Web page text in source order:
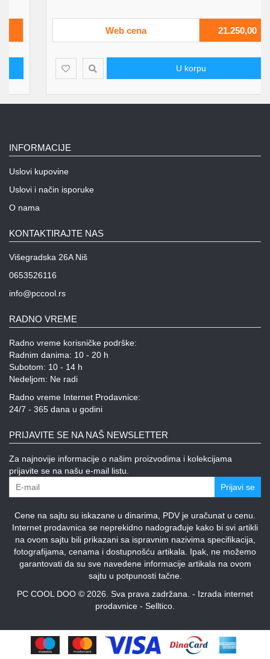
Web cena 21.250,00
U korpu
INFORMACIJE
Uslovi kupovine
Uslovi i način isporuke
O nama
KONTAKTIRAJTE NAS
Višegradska 26A Niš
0653526116
info@pccool.rs
RADNO VREME
Radno vreme korisničke podrške:
Radnim danima: 10 - 20 h
Subotom: 10 - 14 h
Nedeljom: Ne radi
Radno vreme Internet Prodavnice:
24/7 - 365 dana u godini
PRIJAVITE SE NA NAŠ NEWSLETTER
Za najnovije informacije o našim proizvodima i kolekcijama
prijavite se na našu e-mail listu.
Prijavi se
Cene na sajtu su iskazane u dinarima, PDV je uračunat u cenu.
Internet prodavnica se neprekidno nadograđuje kako bi svi artikli
na ovom sajtu bili prikazani sa ispravnim nazivima specifikacija,
fotografijama, cenama i dostupnošću artikala. Ipak, ne možemo
garantovati da su sve navedene informacije artikala na ovom
sajtu u potpunosti tačne.
PC COOL DOO © 2026. Sva prava zadržana. - Izrada internet
prodavnice - Selltico.